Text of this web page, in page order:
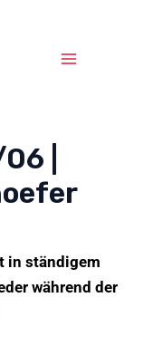
|
in ständigem
während der